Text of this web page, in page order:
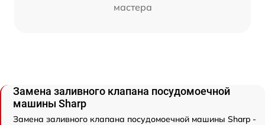
мастера
Замена заливного клапана посудомоечной
машины Sharp
Замена заливного клапана посудомоечной машины Sharp -